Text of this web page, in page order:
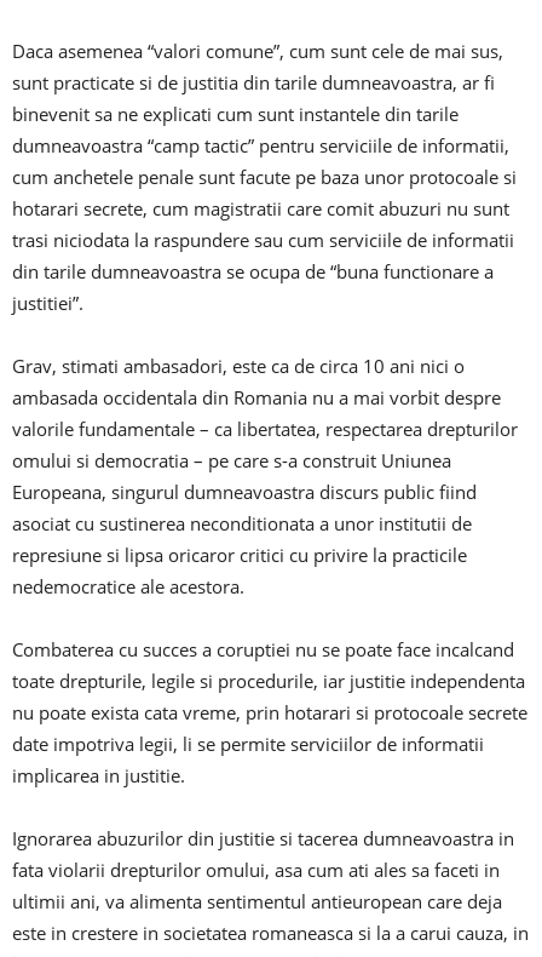
Daca asemenea “valori comune”, cum sunt cele de mai sus,
sunt practicate si de justitia din tarile dumneavoastra, ar fi
binevenit sa ne explicati cum sunt instantele din tarile
dumneavoastra “camp tactic” pentru serviciile de informatii,
cum anchetele penale sunt facute pe baza unor protocoale si
hotarari secrete, cum magistratii care comit abuzuri nu sunt
trasi niciodata la raspundere sau cum serviciile de informatii
din tarile dumneavoastra se ocupa de “buna functionare a
justitiei”.
Grav, stimati ambasadori, este ca de circa 10 ani nici o
ambasada occidentala din Romania nu a mai vorbit despre
valorile fundamentale – ca libertatea, respectarea drepturilor
omului si democratia – pe care s-a construit Uniunea
Europeana, singurul dumneavoastra discurs public fiind
asociat cu sustinerea neconditionata a unor institutii de
represiune si lipsa oricaror critici cu privire la practicile
nedemocratice ale acestora.
Combaterea cu succes a coruptiei nu se poate face incalcand
toate drepturile, legile si procedurile, iar justitie independenta
nu poate exista cata vreme, prin hotarari si protocoale secrete
date impotriva legii, li se permite serviciilor de informatii
implicarea in justitie.
Ignorarea abuzurilor din justitie si tacerea dumneavoastra in
fata violarii drepturilor omului, asa cum ati ales sa faceti in
ultimii ani, va alimenta sentimentul antieuropean care deja
este in crestere in societatea romaneasca si la a carui cauza, in